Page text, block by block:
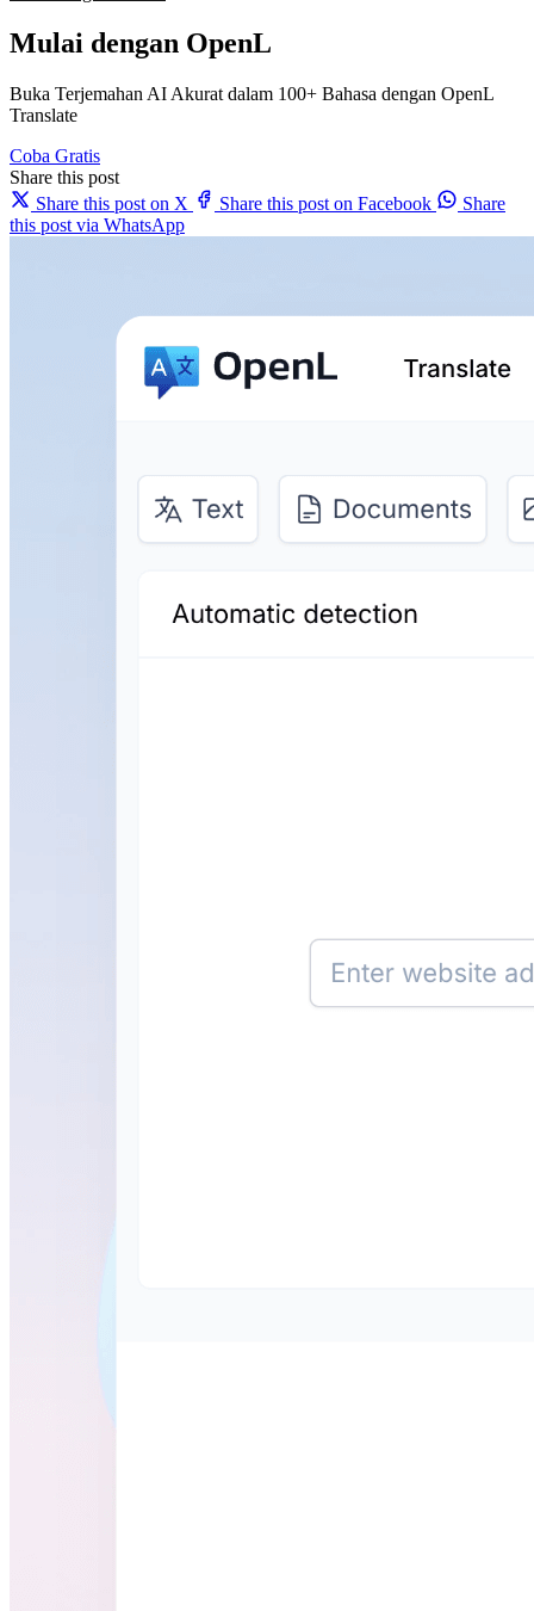
Mulai dengan OpenL
Buka Terjemahan AI Akurat dalam 100+ Bahasa dengan OpenL
Translate
Coba Gratis
Share this post
Share this post on X
Share this post on Facebook
Share
this post via WhatsApp